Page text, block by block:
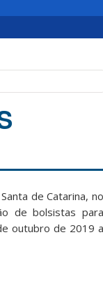
de Catarina, no
de bolsistas para
outubro de 2019 a